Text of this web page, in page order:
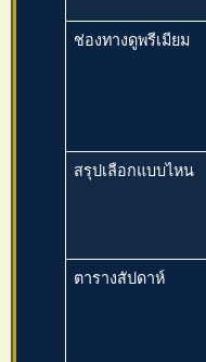
ช่องทางดูพรีเมียม
สรุปเลือกแบบไหน
ตารางสัปดาห์